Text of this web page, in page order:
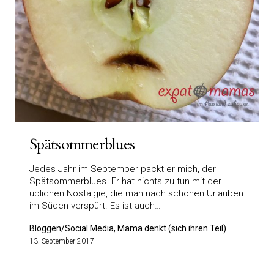
Spätsommerblues
Jedes Jahr im September packt er mich, der
Spätsommerblues. Er hat nichts zu tun mit der
üblichen Nostalgie, die man nach schönen Urlauben
im Süden verspürt. Es ist auch…
Bloggen/Social Media, Mama denkt (sich ihren Teil)
13. September 2017